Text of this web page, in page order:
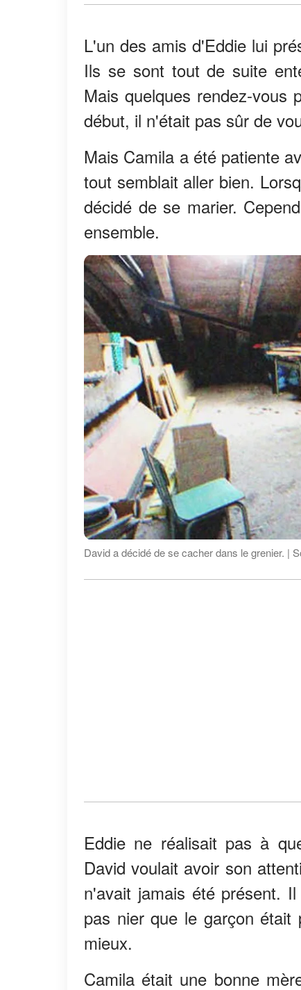
L'un des amis d'Eddie lui
Ils se sont tout de suite
Mais quelques rendez-
début, il n'était pas sûr de
Mais Camila a été patiente
tout semblait aller bien.
décidé de se marier.
ensemble.
David a décidé de se cacher dans le grenier. |
Eddie ne réalisait pas à
David voulait avoir son
n'avait jamais été présent.
pas nier que le garçon
mieux.
Camila était une bonne